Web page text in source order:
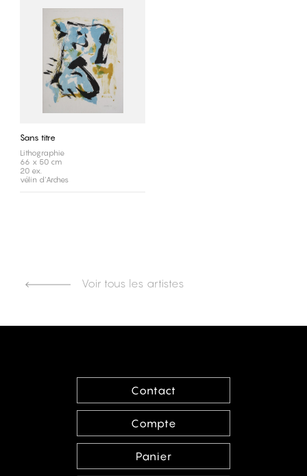
Sans titre
Lithographie
66 x 50 cm
20 ex.
vélin d'Arches
Voir tous les artistes
Contact
Compte
Panier